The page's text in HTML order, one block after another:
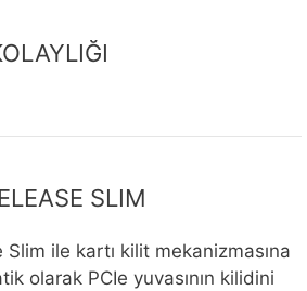
SLIM
ile kartı kilit mekanizmasına
olarak PCIe yuvasının kilidini